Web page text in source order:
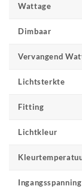
Wattage
Dimbaar
Vervangend
Lichtsterkte
Fitting
Lichtkleur
Ingangsspanning